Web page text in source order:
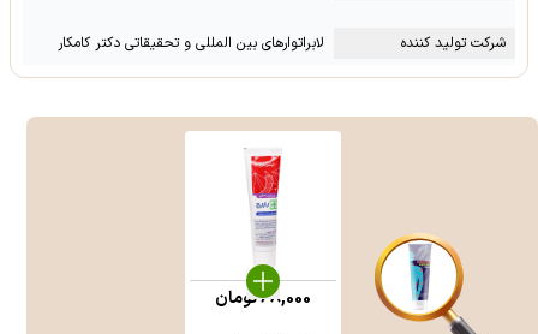
شرکت تولید کننده لابراتوارهای بین المللی و تحقیقاتی دکتر کامکار
68,000تومان